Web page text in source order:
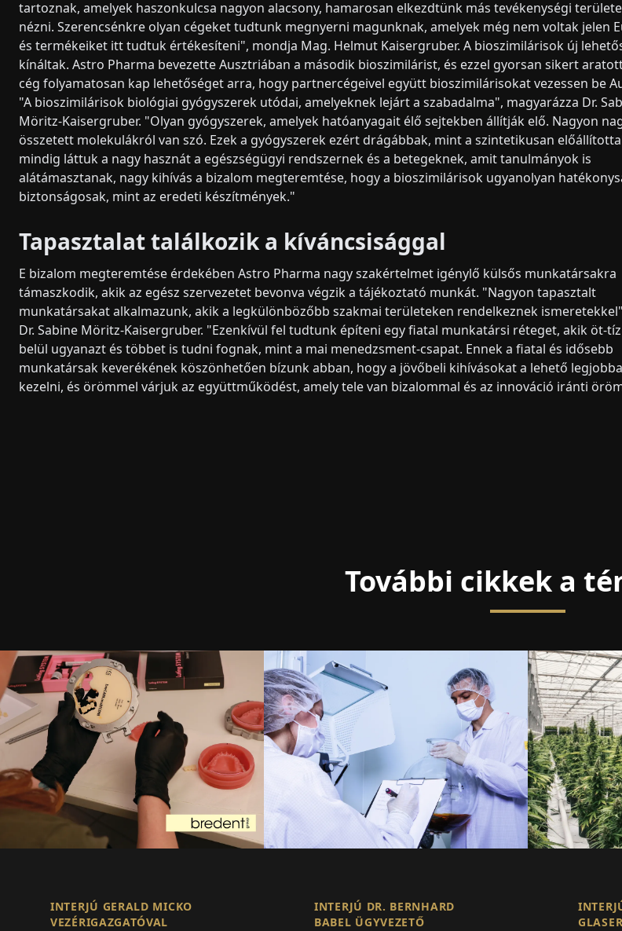
tartoznak, amelyek haszonkulcsa nagyon alacsony, hamarosan elkezdtünk más tevékenységi
nézni. Szerencsénkre olyan cégeket tudtunk megnyerni magunknak, amelyek még nem voltak jelen
és termékeiket itt tudtuk értékesíteni", mondja Mag. Helmut Kaisergruber. A bioszimilárisok új
kínáltak. Astro Pharma bevezette Ausztriában a második bioszimilárist, és ezzel gyorsan sikert
cég folyamatosan kap lehetőséget arra, hogy partnercégeivel együtt bioszimilárisokat vezessen be
"A bioszimilárisok biológiai gyógyszerek utódai, amelyeknek lejárt a szabadalma", magyarázza Dr.
Möritz-Kaisergruber. "Olyan gyógyszerek, amelyek hatóanyagait élő sejtekben állítják elő. Nagyon
összetett molekulákról van szó. Ezek a gyógyszerek ezért drágábbak, mint a szintetikusan
mindig láttuk a nagy hasznát a egészségügyi rendszernek és a betegeknek, amit tanulmányok is
alátámasztanak, nagy kihívás a bizalom megteremtése, hogy a bioszimilárisok ugyanolyan
biztonságosak, mint az eredeti készítmények."
Tapasztalat találkozik a kíváncsisággal
E bizalom megteremtése érdekében Astro Pharma nagy szakértelmet igénylő külsős munkatársakra
támaszkodik, akik az egész szervezetet bevonva végzik a tájékoztató munkát. "Nagyon tapasztalt
munkatársakat alkalmazunk, akik a legkülönbözőbb szakmai területeken rendelkeznek
Dr. Sabine Möritz-Kaisergruber. "Ezenkívül fel tudtunk építeni egy fiatal munkatársi réteget, akik öt-
belül ugyanazt és többet is tudni fognak, mint a mai menedzsment-csapat. Ennek a fiatal és idősebb
munkatársak keverékének köszönhetően bízunk abban, hogy a jövőbeli kihívásokat a lehető
kezelni, és örömmel várjuk az együttműködést, amely tele van bizalommal és az innováció iránti
További cikkek a
INTERJÚ GERALD MICKO
VEZÉRIGAZGATÓVAL
INTERJÚ DR. BERNHARD
BABEL ÜGYVEZETŐ